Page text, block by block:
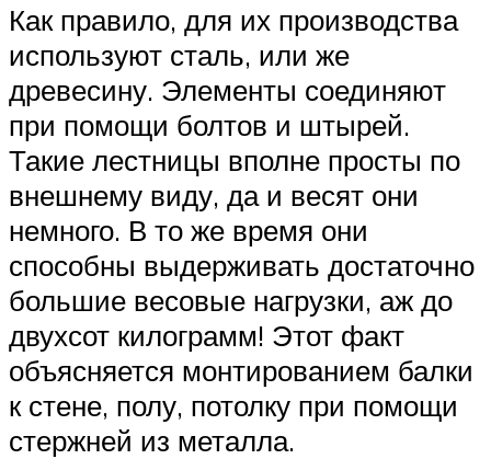
Как правило, для их производства
используют сталь, или же
древесину. Элементы соединяют
при помощи болтов и штырей.
Такие лестницы вполне просты по
внешнему виду, да и весят они
немного. В то же время они
способны выдерживать достаточно
большие весовые нагрузки, аж до
двухсот килограмм! Этот факт
объясняется монтированием балки
к стене, полу, потолку при помощи
стержней из металла.